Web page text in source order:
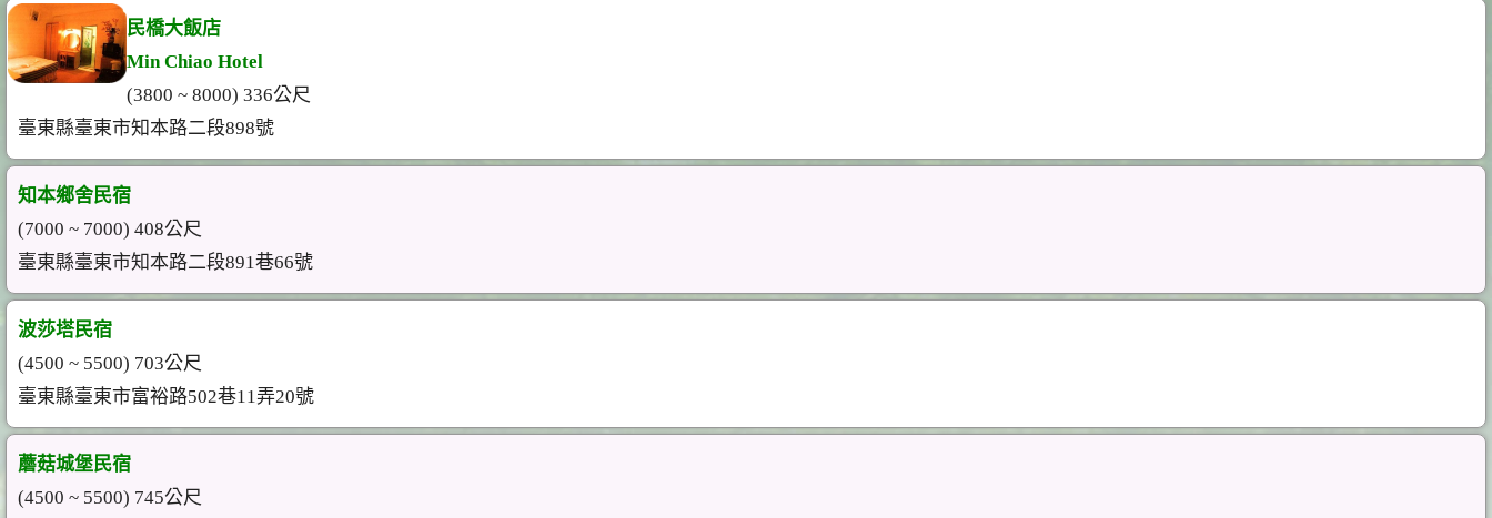
民橋大飯店
Min Chiao Hotel
(3800 ~ 8000) 336公尺
臺東縣臺東市知本路二段898號
知本鄉舍民宿
(7000 ~ 7000) 408公尺
臺東縣臺東市知本路二段891巷66號
波莎塔民宿
(4500 ~ 5500) 703公尺
臺東縣臺東市富裕路502巷11弄20號
蘑菇城堡民宿
(4500 ~ 5500) 745公尺